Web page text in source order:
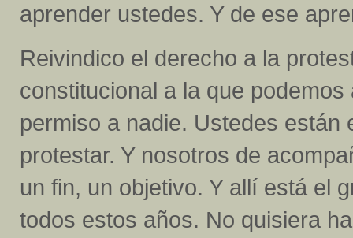
aprender ustedes. Y de ese
Reivindico el derecho a la
constitucional a la que
permiso a nadie. Ustedes
protestar. Y nosotros de
un fin, un objetivo. Y allí está el
todos estos años. No quisiera